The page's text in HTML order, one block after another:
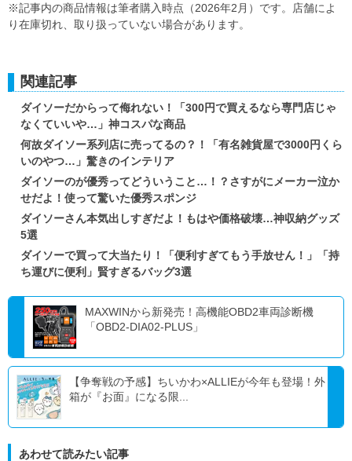
※記事内の商品情報は筆者購入時点（2026年2月）です。店舗によ
り在庫切れ、取り扱っていない場合があります。
関連記事
ダイソーだからって侮れない！「300円で買えるなら専門店じゃ
なくていいや…」神コスパな商品
何故ダイソー系列店に売ってるの？！「有名雑貨屋で3000円くら
いのやつ…」驚きのインテリア
ダイソーのが優秀ってどういうこと…！？さすがにメーカー泣か
せだよ！使って驚いた優秀スポンジ
ダイソーさん本気出しすぎだよ！もはや価格破壊…神収納グッズ
5選
ダイソーで買って大当たり！「便利すぎてもう手放せん！」「持
ち運びに便利」賢すぎるバッグ3選
MAXWINから新発売！高機能OBD2車両診断機
「OBD2-DIA02-PLUS」
【争奪戦の予感】ちいかわ×ALLIEが今年も登場！外
箱が『お面』になる限...
あわせて読みたい記事